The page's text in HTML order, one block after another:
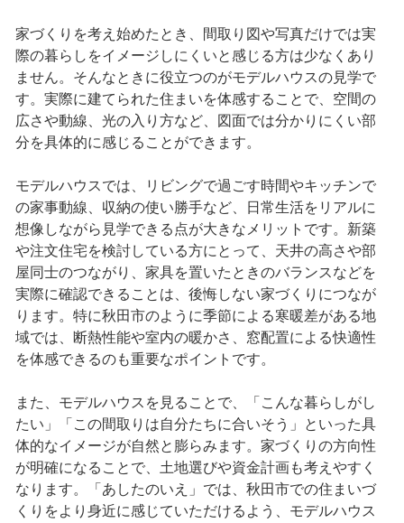
家づくりを考え始めたとき、間取り図や写真だけでは実
際の暮らしをイメージしにくいと感じる方は少なくあり
ません。そんなときに役立つのがモデルハウスの見学で
す。実際に建てられた住まいを体感することで、空間の
広さや動線、光の入り方など、図面では分かりにくい部
分を具体的に感じることができます。
モデルハウスでは、リビングで過ごす時間やキッチンで
の家事動線、収納の使い勝手など、日常生活をリアルに
想像しながら見学できる点が大きなメリットです。新築
や注文住宅を検討している方にとって、天井の高さや部
屋同士のつながり、家具を置いたときのバランスなどを
実際に確認できることは、後悔しない家づくりにつなが
ります。特に秋田市のように季節による寒暖差がある地
域では、断熱性能や室内の暖かさ、窓配置による快適性
を体感できるのも重要なポイントです。
また、モデルハウスを見ることで、「こんな暮らしがし
たい」「この間取りは自分たちに合いそう」といった具
体的なイメージが自然と膨らみます。家づくりの方向性
が明確になることで、土地選びや資金計画も考えやすく
なります。「あしたのいえ」では、秋田市での住まいづ
くりをより身近に感じていただけるよう、モデルハウス